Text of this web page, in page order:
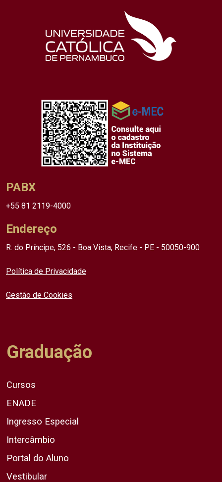
PABX
+55 81 2119-4000
Endereço
R. do Príncipe, 526 - Boa Vista, Recife - PE - 50050-900
Política de Privacidade
Gestão de Cookies
Graduação
Cursos
ENADE
Ingresso Especial
Intercâmbio
Portal do Aluno
Vestibular